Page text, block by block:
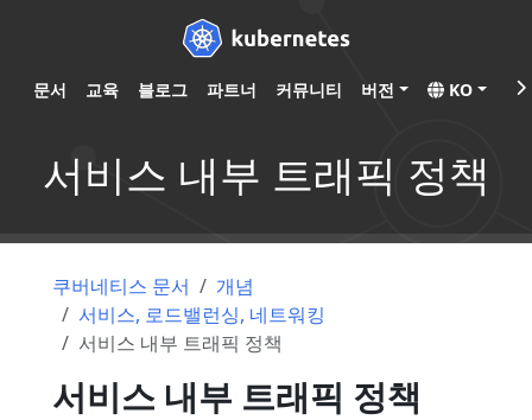
문서 교육 블로그 파트너 커뮤니티 버전 KO
서비스 내부 트래픽 정책
쿠버네티스 문서
개념
서비스, 로드밸런싱, 네트워킹
서비스 내부 트래픽 정책
서비스 내부 트래픽 정책